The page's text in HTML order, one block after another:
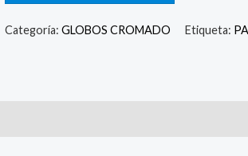
Categoría: GLOBOS CROMADO Etiqueta: